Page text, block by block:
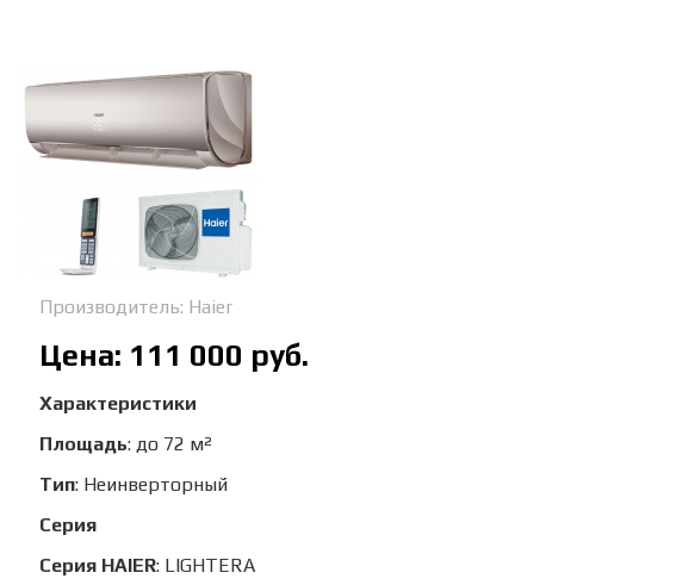
Производитель: Haier
Цена: 111 000 руб.
Характеристики
Площадь: до 72 м²
Тип: Неинверторный
Серия
Серия HAIER: LIGHTERA